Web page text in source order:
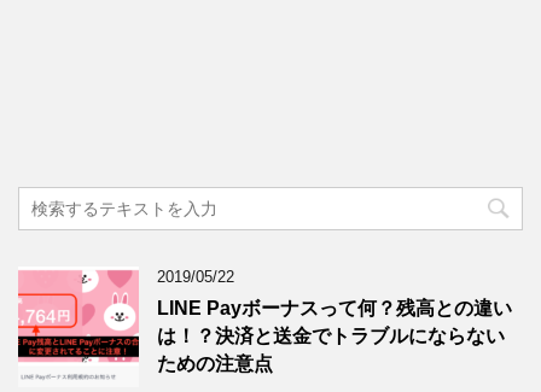
2019/05/22
LINE Payボーナスって何？残高との違い
は！？決済と送金でトラブルにならない
ための注意点